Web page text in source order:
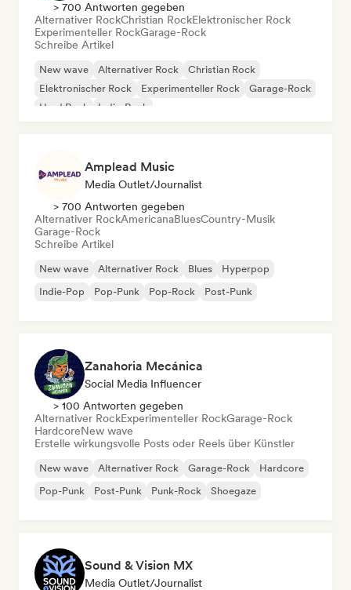
> 700 Antworten gegeben
Alternativer RockChristian RockElektronischer Rock
Experimenteller RockGarage-Rock
Schreibe Artikel
New wave Alternativer Rock
Christian Rock
Elektronischer Rock
Experimenteller Rock
Garage-Rock
Hard Rock
Indie-Rock
Amplead Music
Media Outlet/Journalist
> 700 Antworten gegeben
Alternativer RockAmericanaBluesCountry-Musik
Garage-Rock
Schreibe Artikel
New wave Alternativer Rock Blues
Hyperpop
Indie-Pop
Pop-Punk Pop-Rock Post-Punk
Zanahoria Mecánica
Social Media Influencer
> 100 Antworten gegeben
Alternativer RockExperimenteller RockGarage-Rock
HardcoreNew wave
Erstelle wirkungsvolle Posts oder Reels über Künstler
New wave Alternativer Rock Garage-Rock
Hardcore
Pop-Punk
Post-Punk Punk-Rock Shoegaze
Sound & Vision MX
Media Outlet/Journalist